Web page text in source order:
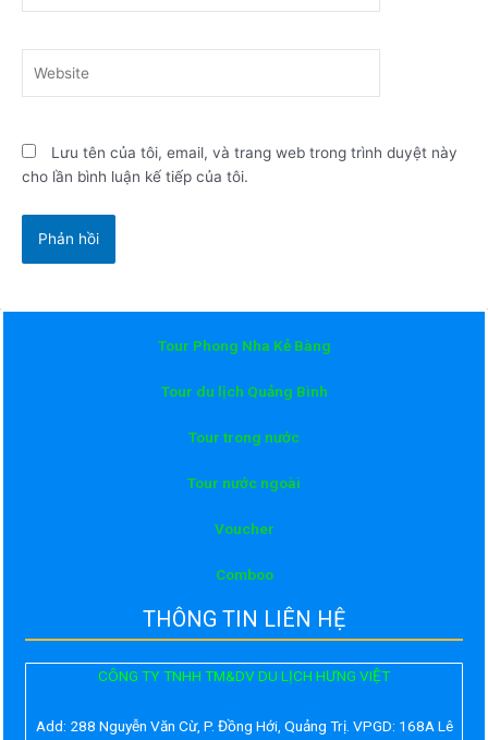
Lưu tên của tôi, email, và trang web trong trình duyệt này
cho lần bình luận kế tiếp của tôi.
Tour Phong Nha Kẻ Bàng
Tour du lịch Quảng Bình
Tour trong nước
Tour nước ngoài
Voucher
Comboo
THÔNG TIN LIÊN HỆ
CÔNG TY TNHH TM&DV DU LỊCH HƯNG VIỆT
Add: 288 Nguyễn Văn Cừ, P. Đồng Hới, Quảng Trị. VPGD: 168A Lê